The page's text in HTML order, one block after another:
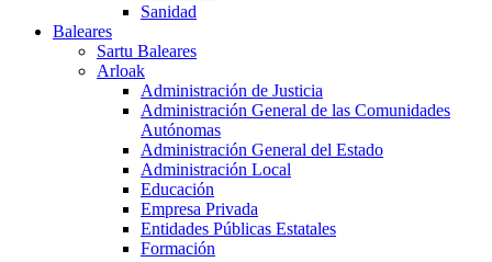
Sanidad
Baleares
Sartu Baleares
Arloak
Administración de Justicia
Administración General de las Comunidades
Autónomas
Administración General del Estado
Administración Local
Educación
Empresa Privada
Entidades Públicas Estatales
Formación